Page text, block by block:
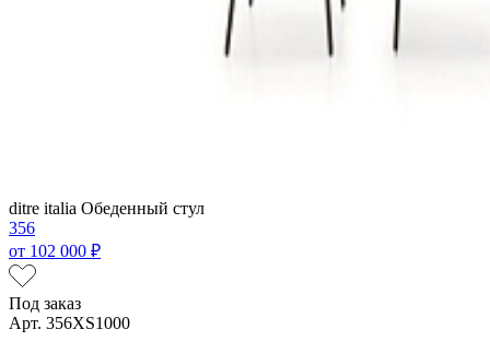
ditre italia Обеденный стул
356
от 102 000 ₽
Под заказ
Арт. 356XS1000